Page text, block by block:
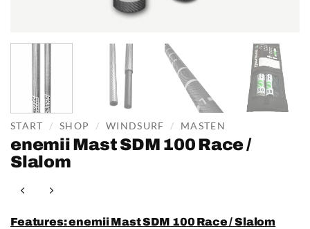
START / SHOP / WINDSURF / MASTEN
enemii Mast SDM 100 Race /
Slalom
Features: enemii Mast SDM 100 Race / Slalom